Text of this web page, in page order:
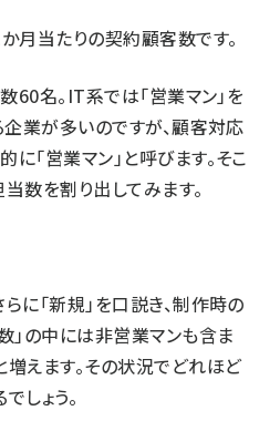
月当たりの契約顧客数です。
名。IT系では「営業マン」を
企業が多いのですが、顧客対応
「営業マン」と呼びます。そこ
数を割り出してみます。
に「新規」を口説き、制作時の
」の中には非営業マンも含ま
えます。その状況でどれほど
しょう。